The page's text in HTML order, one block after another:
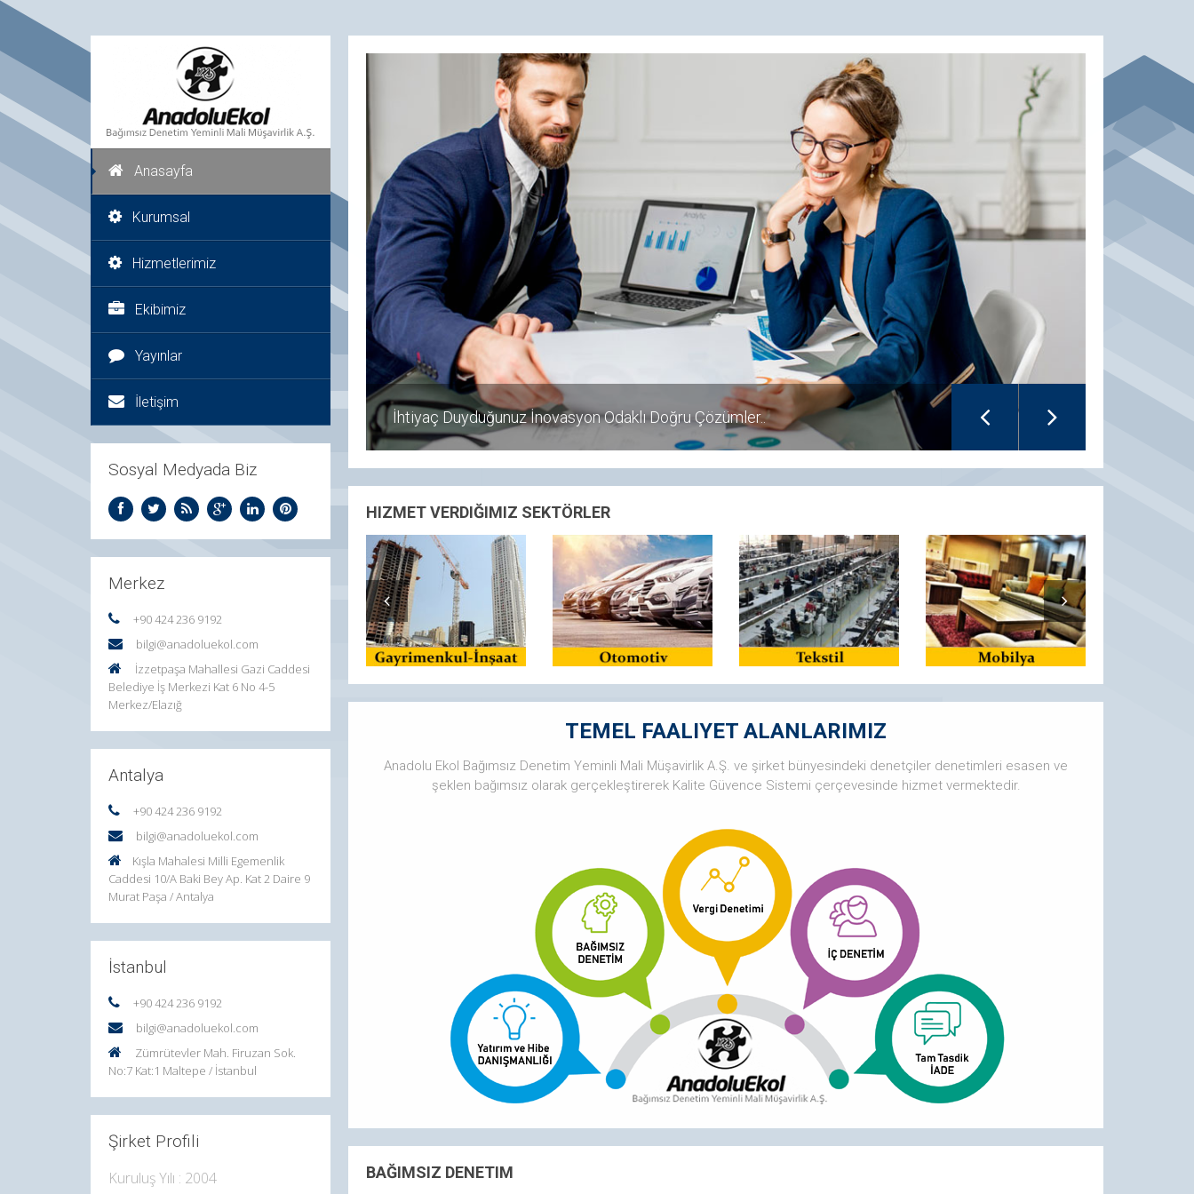
Anasayfa
Kurumsal
Hizmetlerimiz
Ekibimiz
Yayınlar
İletişim
Sosyal Medyada Biz
Merkez
+90 424 236 9192
bilgi@anadoluekol.com
İzzetpaşa Mahallesi Gazi Caddesi
Belediye İş Merkezi Kat 6 No 4-5
Merkez/Elazığ
Antalya
+90 424 236 9192
bilgi@anadoluekol.com
Kışla Mahalesi Milli Egemenlik
Caddesi 10/A Baki Bey Ap. Kat 2 Daire 9
Murat Paşa / Antalya
İstanbul
+90 424 236 9192
bilgi@anadoluekol.com
Zümrütevler Mah. Firuzan Sok.
No:7 Kat:1 Maltepe / İstanbul
Şirket Profili
Kuruluş Yılı : 2004
İhtiyaç Duyduğunuz İnovasyon Odaklı Doğru Çözümler..
HIZMET VERDIĞIMIZ SEKTÖRLER
TEMEL FAALIYET ALANLARIMIZ
Anadolu Ekol Bağımsız Denetim Yeminli Mali Müşavirlik A.Ş. ve şirket bünyesindeki denetçiler denetimleri esasen ve
şeklen bağımsız olarak gerçekleştirerek Kalite Güvence Sistemi çerçevesinde hizmet vermektedir.
BAĞIMSIZ DENETIM
Karar süreçlerinde kaynakların doğru ve yerinde kullanılması açısından
tecrübe, bilgi birikimi ve deneyimleri belirleyicidir.